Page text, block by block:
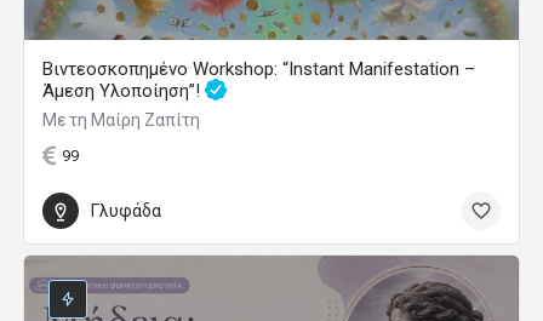
Βιντεοσκοπημένο Workshop: “Instant Manifestation –
Άμεση Υλοποίηση”!
Με τη Μαίρη Ζαπίτη
99
Γλυφάδα